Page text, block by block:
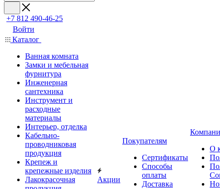
+7 812 490-46-25
Войти
Каталог
Ванная комната
Замки и мебельная
фурнитура
Инженерная
сантехника
Инструмент и
расходные
материалы
Интерьер, отделка
Кабельно-
проводниковая
продукция
Крепеж и
крепежные изделия
Лакокрасочная
Акции
Покупателям
Сертификаты
Способы
оплаты
Доставка
О